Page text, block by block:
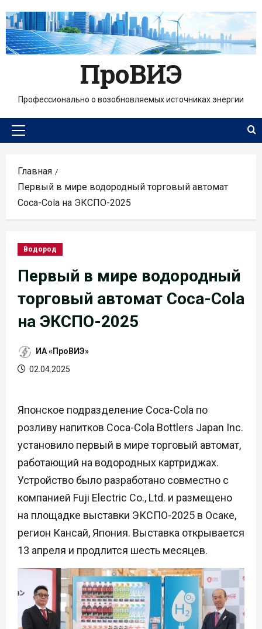
содержимому
ПроВИЭ
Профессионально о возобновляемых источниках энергии
Основное
Главная
Первый в мире водородный торговый автомат
Coca-Cola на ЭКСПО-2025
Водород
Первый в мире водородный
торговый автомат Coca-Cola
на ЭКСПО-2025
ИА «ПроВИЭ»
02.04.2025
Японское подразделение Coca-Cola по
розливу напитков Coca-Cola Bottlers Japan Inc.
установило первый в мире торговый автомат,
работающий на водородных картриджах.
Устройство было разработано совместно с
компанией Fuji Electric Co., Ltd. и размещено
на площадке выставки ЭКСПО-2025 в Осаке,
регион Кансай, Япония. Выставка открывается
13 апреля и продлится шесть месяцев.